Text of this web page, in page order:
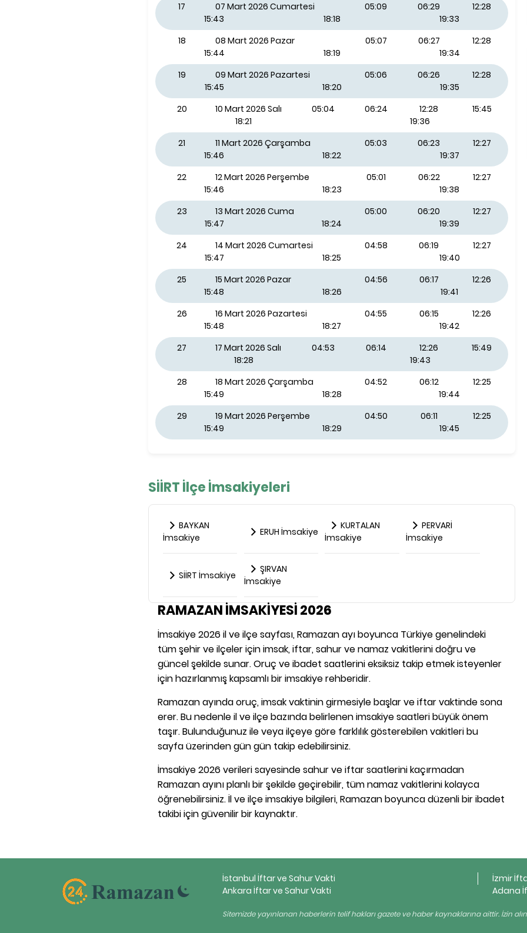
17
07 Mart 2026 Cumartesi 05:09 06:29
12:28
15:43
18:18
19:33
18
08 Mart 2026 Pazar 05:07 06:27
12:28
15:44
18:19
19:34
19
09 Mart 2026 Pazartesi 05:06 06:26
12:28
15:45
18:20
19:35
20
10 Mart 2026 Salı 05:04 06:24 12:28
15:45
18:21
19:36
21
11 Mart 2026 Çarşamba 05:03 06:23
12:27
15:46
18:22
19:37
22
12 Mart 2026 Perşembe 05:01 06:22
12:27
15:46
18:23
19:38
23
13 Mart 2026 Cuma 05:00 06:20
12:27
15:47
18:24
19:39
24
14 Mart 2026 Cumartesi 04:58 06:19
12:27
15:47
18:25
19:40
25
15 Mart 2026 Pazar 04:56 06:17
12:26
15:48
18:26
19:41
26
16 Mart 2026 Pazartesi 04:55 06:15
12:26
15:48
18:27
19:42
27
17 Mart 2026 Salı 04:53 06:14 12:26
15:49
18:28
19:43
28
18 Mart 2026 Çarşamba 04:52 06:12
12:25
15:49
18:28
19:44
29
19 Mart 2026 Perşembe 04:50 06:11
12:25
15:49
18:29 19:45
SİİRT İlçe İmsakiyeleri
BAYKAN
İmsakiye
ERUH İmsakiye
KURTALAN
İmsakiye
PERVARİ
İmsakiye
SİİRT İmsakiye
ŞIRVAN
İmsakiye
RAMAZAN İMSAKİYESİ 2026
İmsakiye 2026 il ve ilçe sayfası, Ramazan ayı boyunca Türkiye genelindeki
tüm şehir ve ilçeler için imsak, iftar, sahur ve namaz vakitlerini doğru ve
güncel şekilde sunar. Oruç ve ibadet saatlerini eksiksiz takip etmek isteyenler
için hazırlanmış kapsamlı bir imsakiye rehberidir.
Ramazan ayında oruç, imsak vaktinin girmesiyle başlar ve iftar vaktinde sona
erer. Bu nedenle il ve ilçe bazında belirlenen imsakiye saatleri büyük önem
taşır. Bulunduğunuz ile veya ilçeye göre farklılık gösterebilen vakitleri bu
sayfa üzerinden gün gün takip edebilirsiniz.
İmsakiye 2026 verileri sayesinde sahur ve iftar saatlerini kaçırmadan
Ramazan ayını planlı bir şekilde geçirebilir, tüm namaz vakitlerini kolayca
öğrenebilirsiniz. İl ve ilçe imsakiye bilgileri, Ramazan boyunca düzenli bir ibadet
takibi için güvenilir bir kaynaktır.
İstanbul İftar ve Sahur Vakti
Ankara İftar ve Sahur Vakti
İzmir
Adana
Sitemizde yayınlanan haberlerin telif hakları gazete ve haber kaynaklarına aittir. İzin